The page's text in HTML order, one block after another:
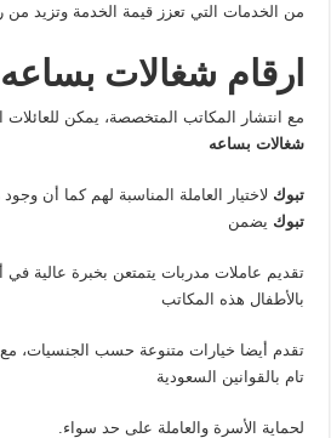
من الخدمات التي تعزز قيمة الخدمة وتزيد من
ارقام شغالات
مع انتشار المكاتب المتخصصة، يمكن للعائلات
شغالات بساعه
تبوك لاختيار العاملة المناسبة لهم كما أن وجود
تبوك يضمن
تقديم عاملات مدربات يتمتعن بخبرة عالية في
بالأطفال هذه المكاتب
تقدم أيضا خيارات متنوعة حسب الجنسيات، مع
تام بالقوانين السعودية
لحماية الأسرة والعاملة على حد سواء.